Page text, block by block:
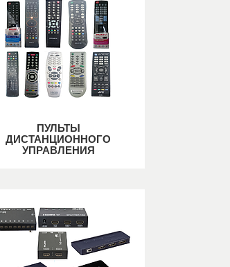
ПУЛЬТЫ
ДИСТАНЦИОННОГО
УПРАВЛЕНИЯ